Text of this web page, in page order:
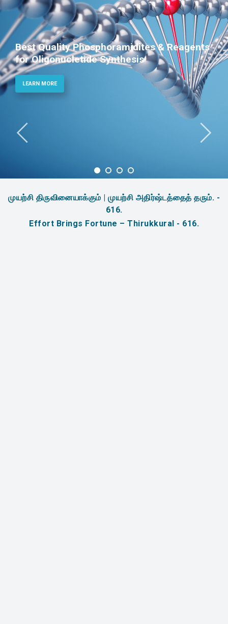
Phosphoramidites for
Therapeutic Applications
முயற்சி திருவினையாக்கும் | முயற்சி அதிர்ஷ்டத்தைத் தரும். -
616.
Effort Brings Fortune – Thirukkural - 616.